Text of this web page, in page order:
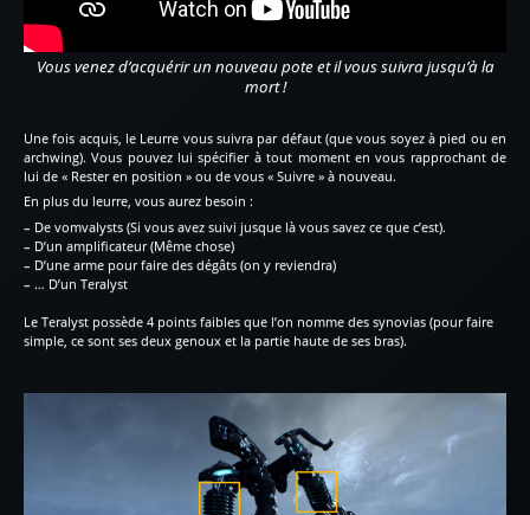
Vous venez d’acquérir un nouveau pote et il vous suivra jusqu’à la
mort !
Une fois acquis, le Leurre vous suivra par défaut (que vous soyez à pied ou en
archwing). Vous pouvez lui spécifier à tout moment en vous rapprochant de
lui de « Rester en position » ou de vous « Suivre » à nouveau.
En plus du leurre, vous aurez besoin :
– De vomvalysts (Si vous avez suivi jusque là vous savez ce que c’est).
– D’un amplificateur (Même chose)
– D’une arme pour faire des dégâts (on y reviendra)
– … D’un Teralyst
Le Teralyst possède 4 points faibles que l’on nomme des synovias (pour faire
simple, ce sont ses deux genoux et la partie haute de ses bras).